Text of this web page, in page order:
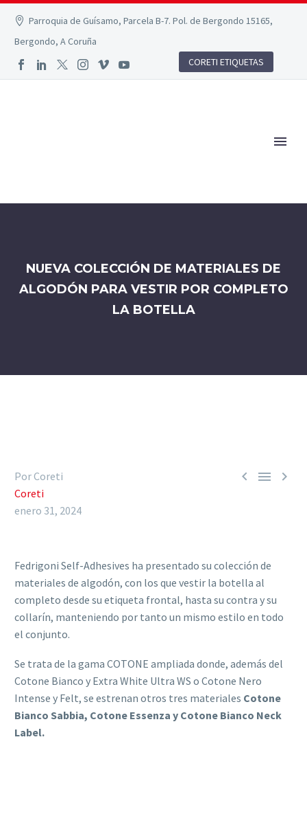
Parroquia de Guísamo, Parcela B-7. Pol. de Bergondo 15165,
Bergondo, A Coruña
CORETI ETIQUETAS
NUEVA COLECCIÓN DE MATERIALES DE
ALGODÓN PARA VESTIR POR COMPLETO
LA BOTELLA
  
Por Coreti
Coreti
enero 31, 2024
Fedrigoni Self-Adhesives ha presentado su colección de
materiales de algodón, con los que vestir la botella al
completo desde su etiqueta frontal, hasta su contra y su
collarín, manteniendo por tanto un mismo estilo en todo
el conjunto.
Se trata de la gama COTONE ampliada donde, además del
Cotone Bianco y Extra White Ultra WS o Cotone Nero
Intense y Felt, se estrenan otros tres materiales Cotone
Bianco Sabbia, Cotone Essenza y Cotone Bianco Neck
Label.